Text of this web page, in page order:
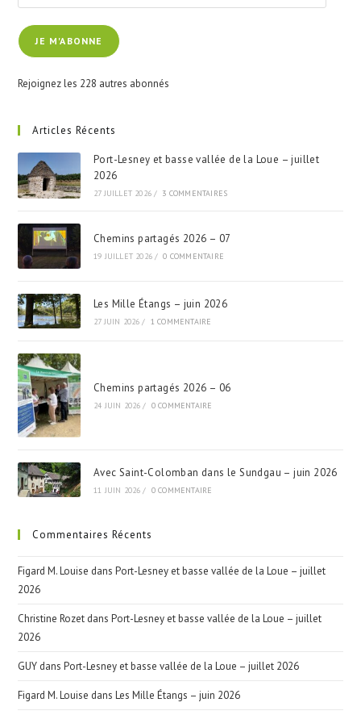
adresse
e-
mailJE M'ABONNE
Rejoignez les 228 autres abonnés
Articles Récents
Port-Lesney et basse vallée de la Loue – juillet
2026
27 JUILLET 2026 / 3 COMMENTAIRES
Chemins partagés 2026 – 07
19 JUILLET 2026 / 0 COMMENTAIRE
Les Mille Étangs – juin 2026
27 JUIN 2026 / 1 COMMENTAIRE
Chemins partagés 2026 – 06
24 JUIN 2026 / 0 COMMENTAIRE
Avec Saint-Colomban dans le Sundgau – juin 2026
11 JUIN 2026 / 0 COMMENTAIRE
Commentaires Récents
Figard M. Louise dansPort-Lesney et basse vallée de la Loue – juillet
2026
Christine Rozet dansPort-Lesney et basse vallée de la Loue – juillet
2026
GUY dansPort-Lesney et basse vallée de la Loue – juillet 2026
Figard M. Louise dansLes Mille Étangs – juin 2026